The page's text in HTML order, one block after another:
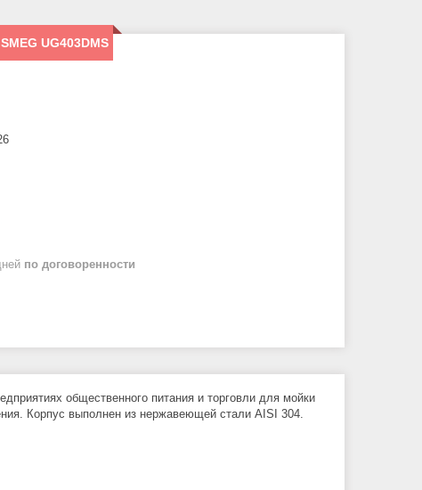
UG403DMS
по договоренности
общественного питания и торговли для мойки
Корпус выполнен из нержавеющей стали AISI 304.